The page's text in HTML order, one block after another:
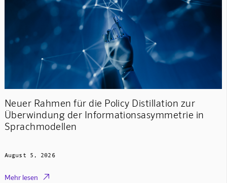
Neuer Rahmen für die Policy Distillation zur
Überwindung der Informationsasymmetrie in
Sprachmodellen
August 5, 2026
Mehr lesen 